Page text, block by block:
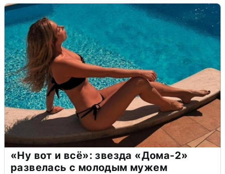
«Ну вот и всё»: звезда «Дома-2»
развелась с молодым мужем